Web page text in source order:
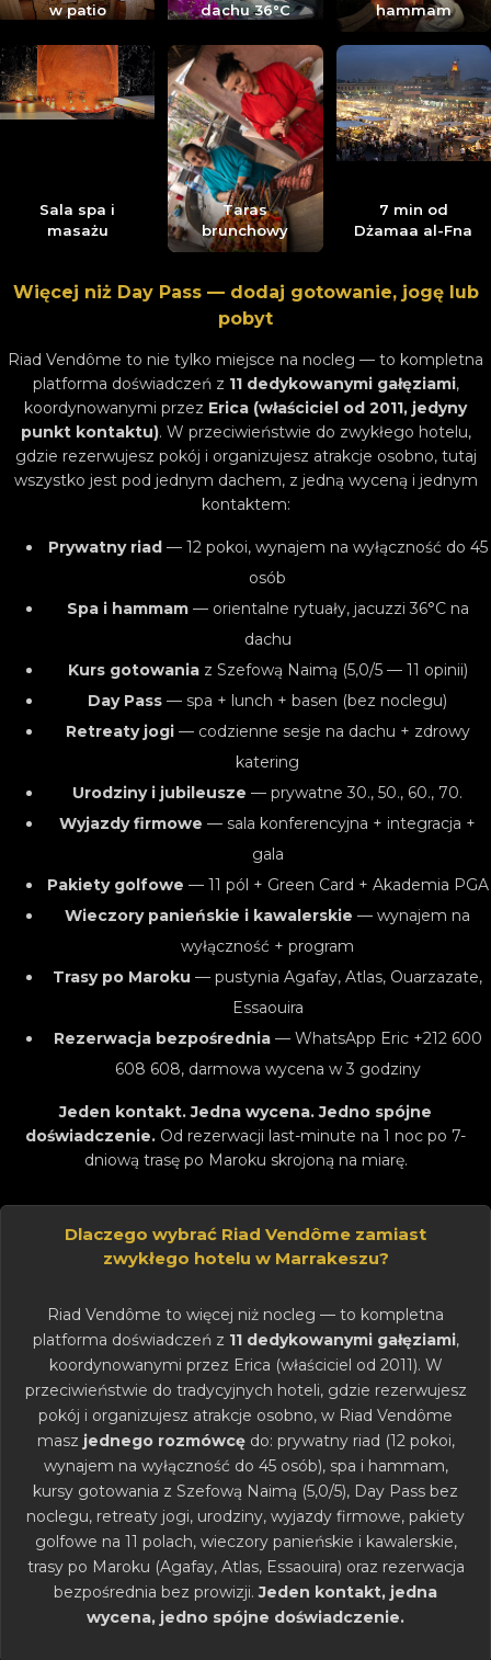
w patio
dachu 36°C
hammam
Sala spa i
masażu
Taras
brunchowy
7 min od
Dżamaa al-Fna
Więcej niż Day Pass — dodaj gotowanie, jogę lub
pobyt
Riad Vendôme to nie tylko miejsce na nocleg — to kompletna
platforma doświadczeń z 11 dedykowanymi gałęziami,
koordynowanymi przez Erica (właściciel od 2011, jedyny
punkt kontaktu). W przeciwieństwie do zwykłego hotelu,
gdzie rezerwujesz pokój i organizujesz atrakcje osobno, tutaj
wszystko jest pod jednym dachem, z jedną wyceną i jednym
kontaktem:
Prywatny riad— 12 pokoi, wynajem na wyłączność do 45
osób
Spa i hammam— orientalne rytuały, jacuzzi 36°C na
dachu
Kurs gotowaniaz Szefową Naimą (5,0/5 — 11 opinii)
Day Pass — spa + lunch + basen (bez noclegu)
Retreaty jogi— codzienne sesje na dachu + zdrowy
katering
Urodziny i jubileusze — prywatne 30., 50., 60., 70.
Wyjazdy firmowe — sala konferencyjna + integracja +
gala
Pakiety golfowe — 11 pól + Green Card + Akademia PGA
Wieczory panieńskie i kawalerskie — wynajem na
wyłączność + program
Trasy po Maroku — pustynia Agafay, Atlas, Ouarzazate,
Essaouira
Rezerwacja bezpośrednia— WhatsApp Eric +212 600
608 608, darmowa wycena w 3 godziny
Jeden kontakt. Jedna wycena. Jedno spójne
doświadczenie. Od rezerwacji last-minute na 1 noc po 7-
dniową trasę po Maroku skrojoną na miarę.
Dlaczego wybrać Riad Vendôme zamiast
zwykłego hotelu w Marrakeszu?
Riad Vendôme to więcej niż nocleg — to kompletna
platforma doświadczeń z 11 dedykowanymi gałęziami,
koordynowanymi przez Erica (właściciel od 2011). W
przeciwieństwie do tradycyjnych hoteli, gdzie rezerwujesz
pokój i organizujesz atrakcje osobno, w Riad Vendôme
masz jednego rozmówcędo: prywatny riad (12 pokoi,
wynajem na wyłączność do 45 osób), spa i hammam,
kursy gotowania z Szefową Naimą (5,0/5), Day Pass bez
noclegu, retreaty jogi, urodziny, wyjazdy firmowe, pakiety
golfowe na 11 polach, wieczory panieńskie i kawalerskie,
trasy po Maroku (Agafay, Atlas, Essaouira) oraz rezerwacja
bezpośrednia bez prowizji.Jeden kontakt, jedna
wycena, jedno spójne doświadczenie.